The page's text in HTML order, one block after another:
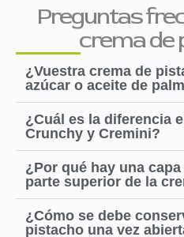
Preguntas
crema de
¿Vuestra crema de
azúcar o aceite de
¿Cuál es la diferencia
Crunchy y Cremini?
¿Por qué hay una
parte superior de la
¿Cómo se debe
pistacho una vez